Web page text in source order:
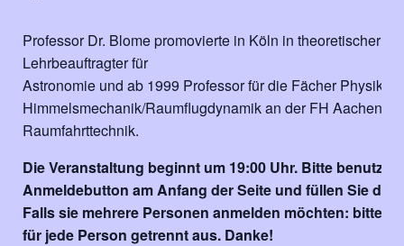
Professor Dr. Blome promovierte in Köln in theoretischer
Lehrbeauftragter für
Astronomie und ab 1999 Professor für die Fächer Physik
Himmelsmechanik/Raumflugdynamik an der FH Aachen
Raumfahrttechnik.
Die Veranstaltung beginnt um 19:00 Uhr. Bitte
Anmeldebutton am Anfang der Seite und füllen Sie
Falls sie mehrere Personen anmelden möchten: bitte
für jede Person getrennt aus. Danke!